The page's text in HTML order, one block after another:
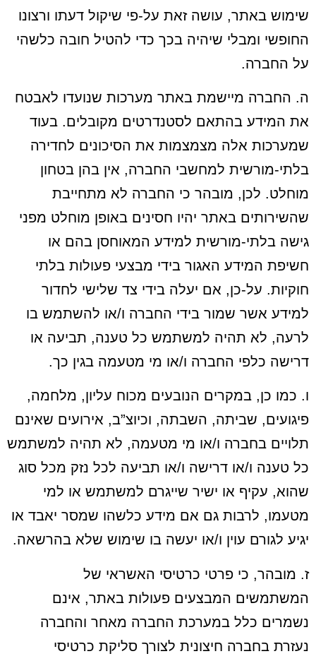
שימוש באתר, עושה זאת על-פי שיקול דעתו ורצונו
החופשי ומבלי שיהיה בכך כדי להטיל חובה כלשהי
על החברה.
ה. החברה מיישמת באתר מערכות שנועדו לאבטח
את המידע בהתאם לסטנדרטים מקובלים. בעוד
שמערכות אלה מצמצמות את הסיכונים לחדירה
בלתי-מורשית למחשבי החברה, אין בהן בטחון
מוחלט. לכן, מובהר כי החברה לא מתחייבת
שהשירותים באתר יהיו חסינים באופן מוחלט מפני
גישה בלתי-מורשית למידע המאוחסן בהם או
חשיפת המידע האגור בידי מבצעי פעולות בלתי
חוקיות. על-כן, אם יעלה בידי צד שלישי לחדור
למידע אשר שמור בידי החברה ו/או להשתמש בו
לרעה, לא תהיה למשתמש כל טענה, תביעה או
דרישה כלפי החברה ו/או מי מטעמה בגין כך.
ו. כמו כן, במקרים הנובעים מכוח עליון, מלחמה,
פיגועים, שביתה, השבתה, וכיוצ”ב, אירועים שאינם
תלויים בחברה ו/או מי מטעמה, לא תהיה למשתמש
כל טענה ו/או דרישה ו/או תביעה לכל נזק מכל סוג
שהוא, עקיף או ישיר שייגרם למשתמש או למי
מטעמו, לרבות גם אם מידע כלשהו שמסר יאבד או
יגיע לגורם עוין ו/או יעשה בו שימוש שלא בהרשאה.
ז. מובהר, כי פרטי כרטיסי האשראי של
המשתמשים המבצעים פעולות באתר, אינם
נשמרים כלל במערכת החברה מאחר והחברה
נעזרת בחברה חיצונית לצורך סליקת כרטיסי